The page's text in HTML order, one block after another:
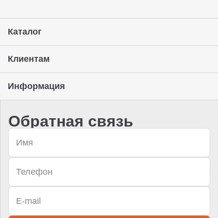
Каталог
Клиентам
Информация
Обратная связь